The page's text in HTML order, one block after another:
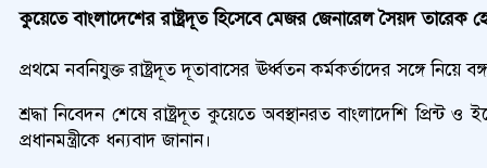
কুয়েতে বাংলাদেশের রাষ্ট্রদূত হিসেবে মেজর জেনারেল সৈয়দ তারেক
প্রথমে নবনিযুক্ত রাষ্ট্রদূত দূতাবাসের ঊর্ধ্বতন কর্মকর্তাদের সঙ্গে নিয়ে
শ্রদ্ধা নিবেদন শেষে রাষ্ট্রদূত কুয়েতে অবস্থানরত বাংলাদেশি প্রিন্ট
প্রধানমন্ত্রীকে ধন্যবাদ জানান।